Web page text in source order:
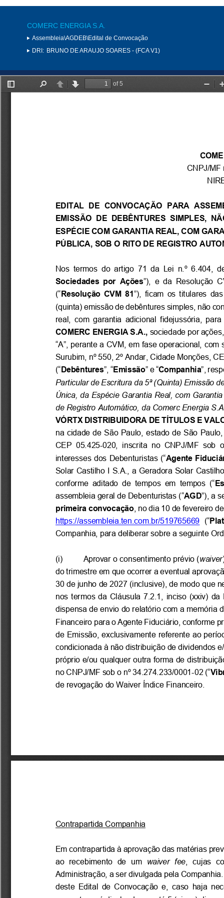
COMERC ENERGIA S.A.
Assembleia\AGDEB\Edital de Convocação
DRI: BRUNO DE ARAUJO SOARES - (FCA V1)